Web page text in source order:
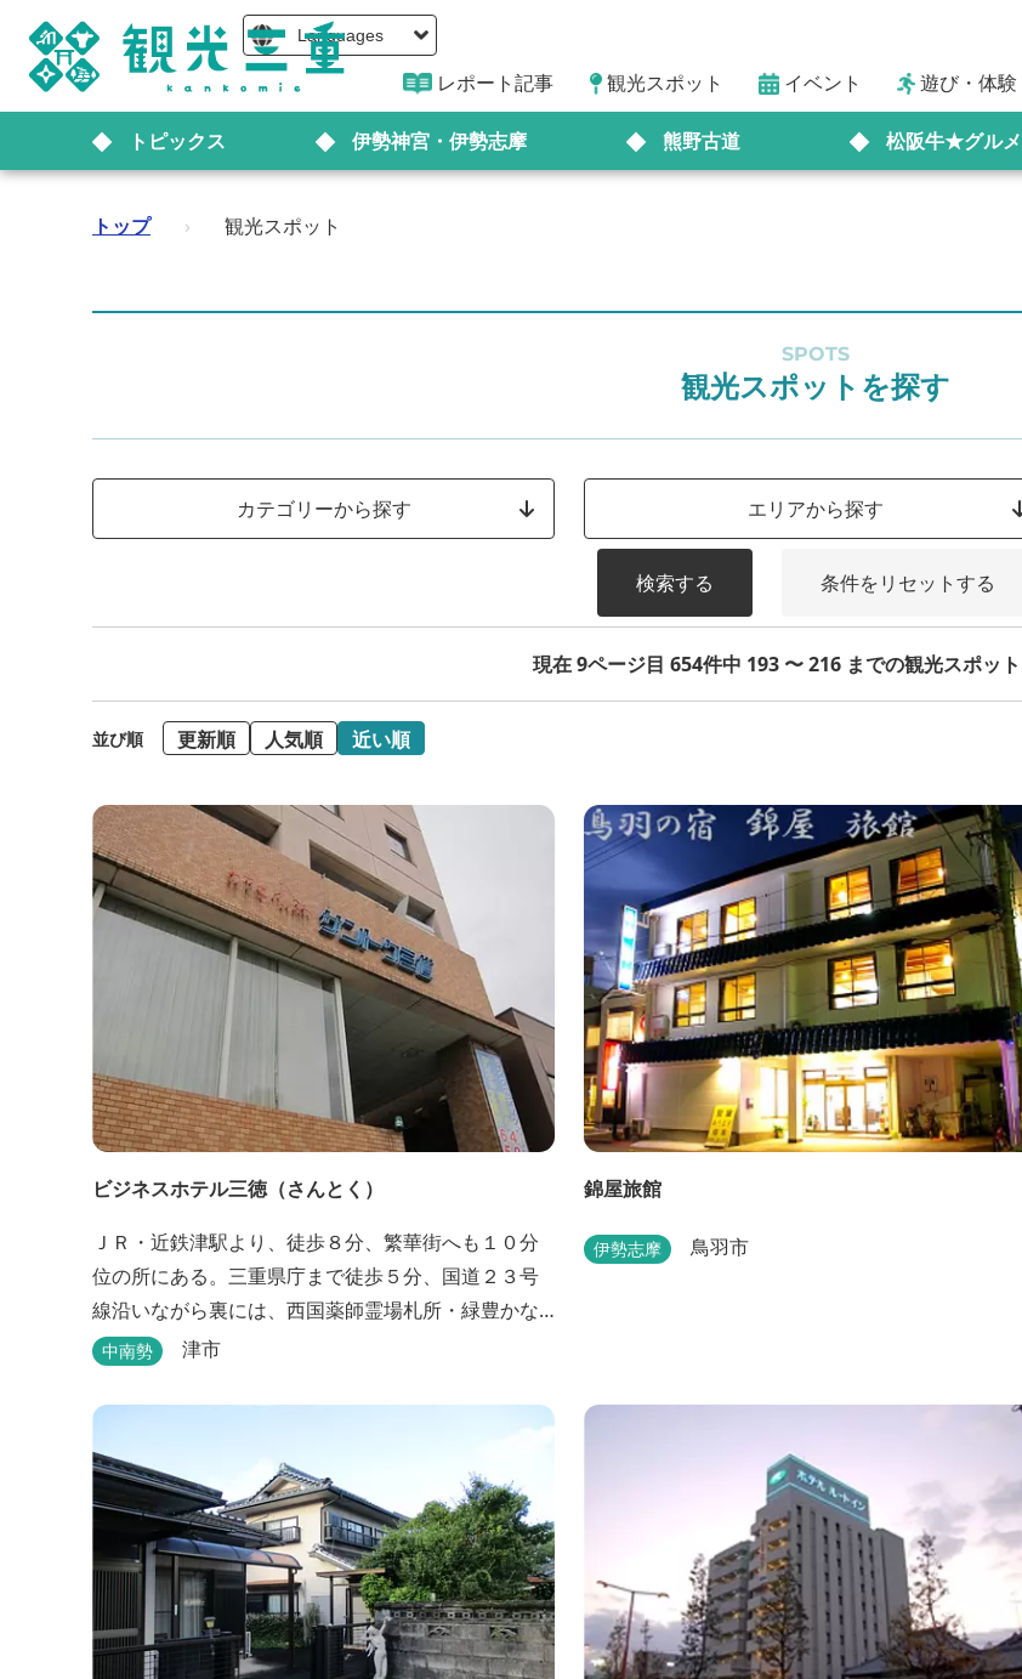
Languages
レポート記事 観光スポット イベント 遊び・体験
トピックス 伊勢神宮・伊勢志摩 熊野古道 松阪牛★グル
トップ › 観光スポット
SPOTS
観光スポットを探す
カテゴリーから探す エリアから探す
検索する 条件をリセットする
現在 9ページ目 654件中 193 〜 216 までの観光スポッ
並び順 更新順 人気順 近い順
ビジネスホテル三徳（さんとく）
ＪＲ・近鉄津駅より、徒歩８分、繁華街へも１０分
位の所にある。三重県庁まで徒歩５分、国道２３号
線沿いながら裏には、西国薬師霊場札所・緑豊かな
曹洞常の中本山。津市で一番古いお寺と言われる塔
中南勢 津市
錦屋旅館
伊勢志摩 鳥羽市